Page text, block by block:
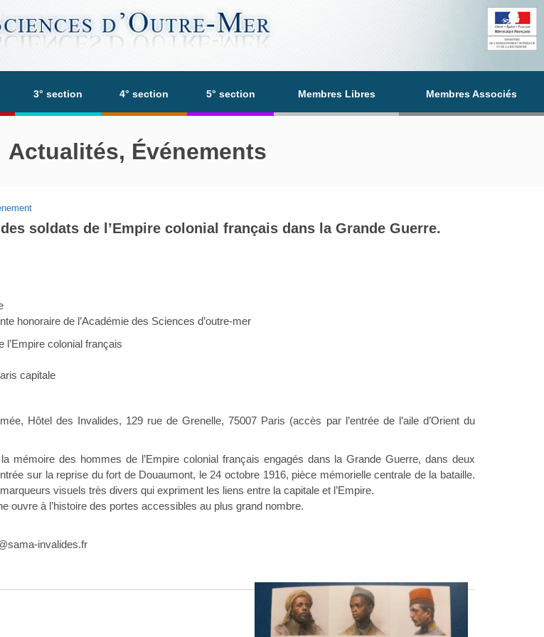
3° section 4° section 5° section Membres Libres Membres Associés
Actualités, Événements
soldats de l’Empire colonial français dans la Grande Guerre.
honoraire de l’Académie des Sciences d’outre-mer
l’Empire colonial français
capitale
Hôtel des Invalides, 129 rue de Grenelle, 75007 Paris (accès par l’entrée de l’aile d’Orient du
mémoire des hommes de l’Empire colonial français engagés dans la Grande Guerre, dans deux
sur la reprise du fort de Douaumont, le 24 octobre 1916, pièce mémorielle centrale de la bataille.
visuels très divers qui expriment les liens entre la capitale et l’Empire.
ouvre à l’histoire des portes accessibles au plus grand nombre.
invalides.fr